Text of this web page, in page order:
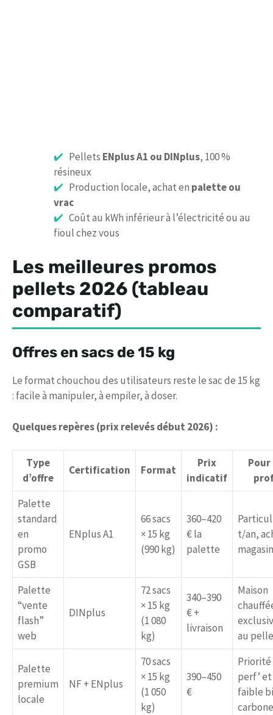
Pellets ENplus A1 ou DINplus, 100 %
résineux
Production locale, achat en palette ou
vrac
Coût au kWh inférieur à l’électricité ou au
fioul chez vous
Les meilleures promos
pellets 2026 (tableau
comparatif)
Offres en sacs de 15 kg
Le format chouchou des utilisateurs reste le sac de 15 kg
: facile à manipuler, à empiler, à doser.
Quelques repères (prix relevés début 2026) :
Type
d’offre
Certification Format
Prix
indicatif
Palette
standard
en
promo
GSB
ENplus A1
66 sacs
× 15 kg
(990 kg)
360–420
€ la
palette
t/an,
magasin
Palette
“vente
flash”
web
DINplus
72 sacs
× 15 kg
(1 080
kg)
340–390
€ +
livraison
Maison
au
Palette
premium
locale
NF + ENplus
70 sacs
× 15 kg
(1 050
kg)
390–450
€
Priorité
perf’
faible
carbone